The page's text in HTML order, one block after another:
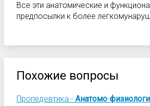
Все эти анатомические и
предпосылки к более
Похожие вопросы
Пропедевтика - Анатомо-